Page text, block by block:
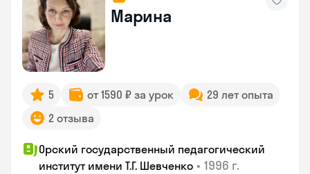
Марина
5 от 1590 ₽ за урок
29 лет опыта
2 отзыва
Орский государственный педагогический
институт имени Т.Г. Шевченко • 1996 г.